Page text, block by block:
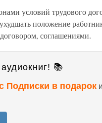
условий трудового
положение
соглашениями.
📚
Подписки в подарок